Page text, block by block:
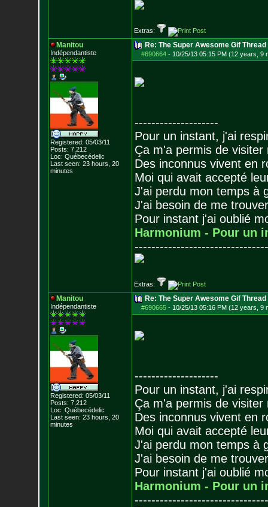
Extras:
Manitou
Indépendantiste
Registered: 05/03/11
Posts: 7,212
Loc: Québecédelic
Last seen: 23 hours, 20
minutes
Re: The Super Awesome Gif Thread
#690664- 10/25/13 05:15 PM (12 years, 9
--------------------
Pour un instant, j'ai
Ça m'a permis de visiter
Des inconnus vivent en
Moi qui avait accepté
J'ai perdu mon temps à
J'ai besoin de me
Pour instant j'ai oublié
Harmonium - Pour un
--------------------------------
Extras:
Manitou
Indépendantiste
Registered: 05/03/11
Posts: 7,212
Loc: Québecédelic
Last seen: 23 hours, 20
minutes
Re: The Super Awesome Gif Thread
#690665- 10/25/13 05:16 PM (12 years, 9
--------------------
Pour un instant, j'ai
Ça m'a permis de visiter
Des inconnus vivent en
Moi qui avait accepté
J'ai perdu mon temps à
J'ai besoin de me
Pour instant j'ai oublié
Harmonium - Pour un
--------------------------------